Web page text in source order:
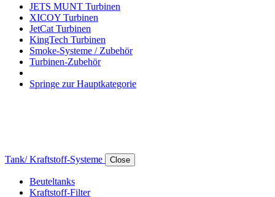
JETS MUNT Turbinen
XICOY Turbinen
JetCat Turbinen
KingTech Turbinen
Smoke-Systeme / Zubehör
Turbinen-Zubehör
Springe zur Hauptkategorie
Tank/ Kraftstoff-Systeme Close
Beuteltanks
Kraftstoff-Filter